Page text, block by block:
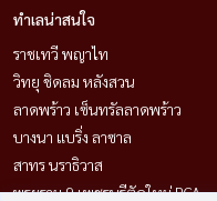
ทำเลน่าสนใจ
ราชเทวี พญาไท
วิทยุ ชิดลม หลังสวน
ลาดพร้าว เซ็นทรัลลาดพร้าว
บางนา แบริ่ง ลาซาล
สาทร นราธิวาส
พระราม 9 เพชรบุรีตัดใหม่ RCA